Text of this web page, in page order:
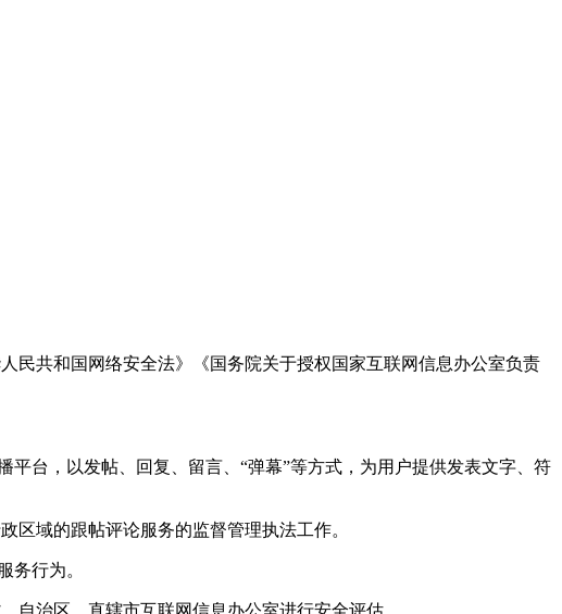
民共和国网络安全法》《国务院关于授权国家互联网信息办公室负责
台，以发帖、回复、留言、“弹幕”等方式，为用户提供发表文字、符
区域的跟帖评论服务的监督管理执法工作。
务行为。
自治区、直辖市互联网信息办公室进行安全评估。